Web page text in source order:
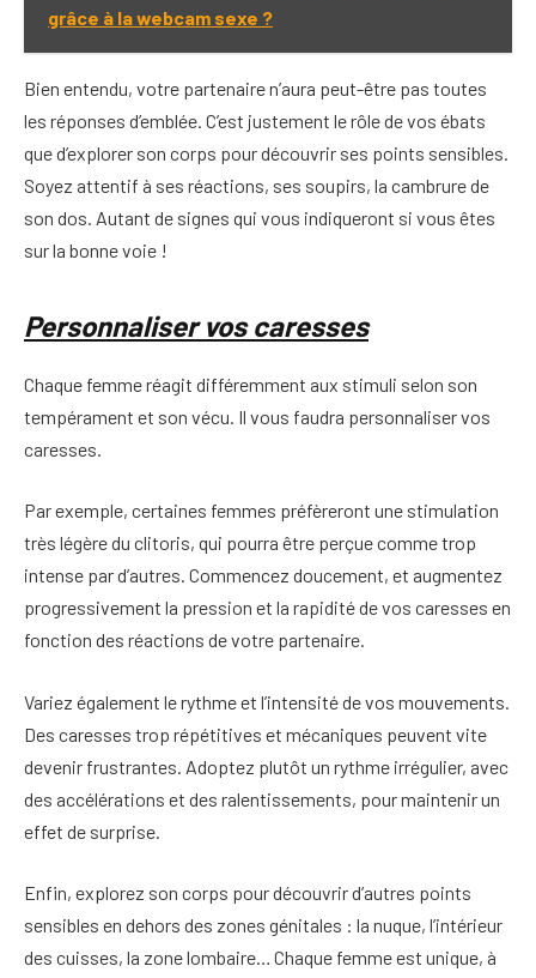
grâce à la webcam sexe ?
Bien entendu, votre partenaire n’aura peut-être pas toutes
les réponses d’emblée. C’est justement le rôle de vos ébats
que d’explorer son corps pour découvrir ses points sensibles.
Soyez attentif à ses réactions, ses soupirs, la cambrure de
son dos. Autant de signes qui vous indiqueront si vous êtes
sur la bonne voie !
Personnaliser vos caresses
Chaque femme réagit différemment aux stimuli selon son
tempérament et son vécu. Il vous faudra personnaliser vos
caresses.
Par exemple, certaines femmes préfèreront une stimulation
très légère du clitoris, qui pourra être perçue comme trop
intense par d’autres. Commencez doucement, et augmentez
progressivement la pression et la rapidité de vos caresses en
fonction des réactions de votre partenaire.
Variez également le rythme et l’intensité de vos mouvements.
Des caresses trop répétitives et mécaniques peuvent vite
devenir frustrantes. Adoptez plutôt un rythme irrégulier, avec
des accélérations et des ralentissements, pour maintenir un
effet de surprise.
Enfin, explorez son corps pour découvrir d’autres points
sensibles en dehors des zones génitales : la nuque, l’intérieur
des cuisses, la zone lombaire… Chaque femme est unique, à